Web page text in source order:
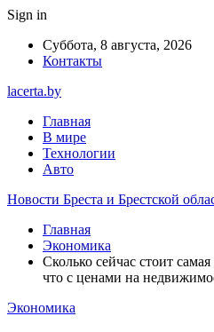
Sign in
Суббота, 8 августа, 2026
Контакты
lacerta.by
Главная
В мире
Технологии
Авто
Новости Бреста и Брестской
Главная
Экономика
Сколько сейчас стоит
что с ценами на
Экономика